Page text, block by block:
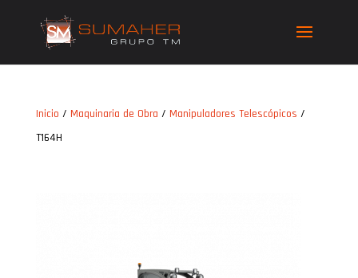
Inicio / Maquinaria de Obra / Manipuladores Telescópicos /
T164H